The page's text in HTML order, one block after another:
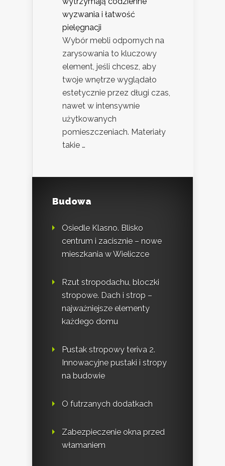
wyzwania i łatwość
pielęgnacji
Wybór mebli odpornych na
zarysowania to kluczowy
element, jeśli chcesz, aby
twoje wnętrze wyglądało
estetycznie przez długi czas,
nawet w intensywnie
użytkowanych
pomieszczeniach. Materiały
takie …
Budowa
Osiedle Klasno. Blisko
centrum i zacisznie – nowe
mieszkania w Wieliczce
Rzut stropodachu, bloczki
stropowe. Dach i strop –
najważniejsze elementy
każdego domu
Pustak stropowy teriva 2.
Innowacyjne pustaki i stropy
na budowie
O futrzanych dodatkach
Zabezpieczenie okna przed
włamaniem